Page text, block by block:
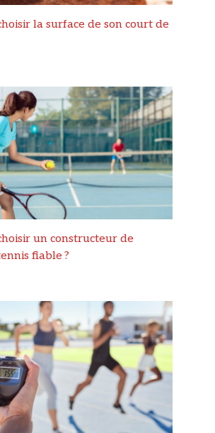
la surface de son court de
un constructeur de
fiable ?